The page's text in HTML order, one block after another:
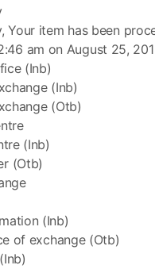
Your item has been
am on August 25,
(Inb)
(Inb)
(Otb)
(Inb)
(Otb)
(Inb)
of exchange (Otb)